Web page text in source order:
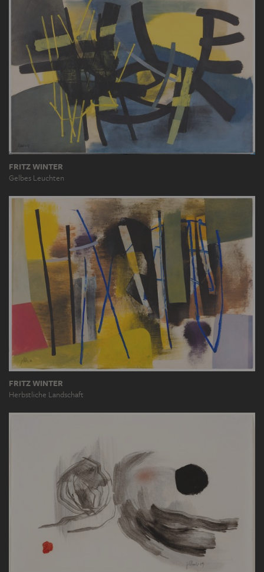
FRITZ WINTER
Gelbes Leuchten
FRITZ WINTER
Herbstliche Landschaft